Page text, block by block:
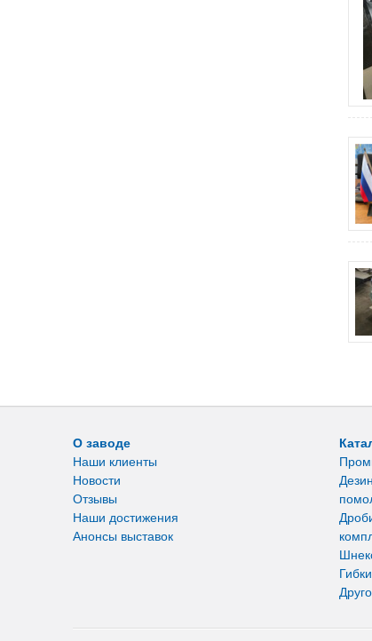
О заводе
Наши клиенты
Новости
Отзывы
Наши достижения
Анонсы выставок